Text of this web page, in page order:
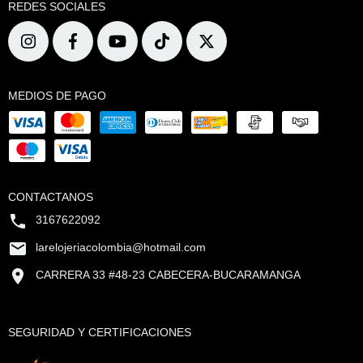
REDES SOCIALES
MEDIOS DE PAGO
CONTACTANOS
3167622092
larelojeriacolombia@hotmail.com
CARRERA 33 #48-23 CABECERA-BUCARAMANGA
SEGURIDAD Y CERTIFICACIONES